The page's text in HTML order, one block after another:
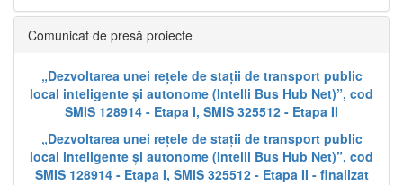
Comunicat de presă proiecte
„Dezvoltarea unei rețele de stații de transport public
local inteligente și autonome (Intelli Bus Hub Net)”, cod
SMIS 128914 - Etapa I, SMIS 325512 - Etapa II
„Dezvoltarea unei rețele de stații de transport public
local inteligente și autonome (Intelli Bus Hub Net)”, cod
SMIS 128914 - Etapa I, SMIS 325512 - Etapa II - finalizat